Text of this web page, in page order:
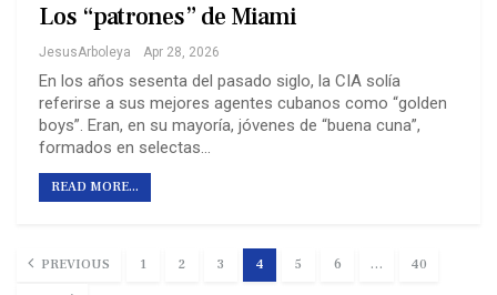
Los “patrones” de Miami
JesusArboleya Apr 28, 2026
En los años sesenta del pasado siglo, la CIA solía
referirse a sus mejores agentes cubanos como “golden
boys”. Eran, en su mayoría, jóvenes de “buena cuna”,
formados en selectas…
READ MORE...
PREVIOUS 1 2 3 4 5 6 … 40